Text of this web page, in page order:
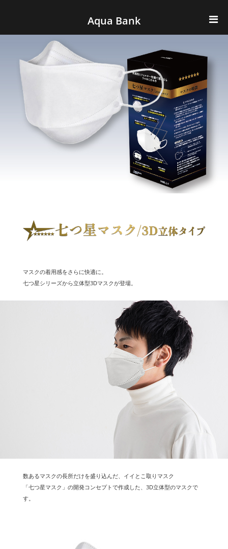
Aqua Bank
TOP
KENCOS・eye-cos
環境事業
マスクの着用感をさらに快適に。
七つ星シリーズから立体型3Dマスクが登場。
数あるマスクの長所だけを盛り込んだ、イイとこ取りマスク
「七つ星マスク」の開発コンセプトで作成した、3D立体型のマスクで
す。